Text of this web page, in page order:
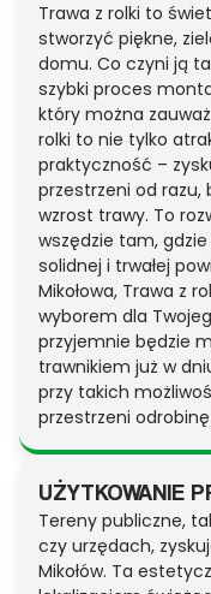
Trawa z rolki to
stworzyć piękne,
domu. Co czyni ją
szybki proces
który można
rolki to nie tylko
praktyczność –
przestrzeni od razu,
wzrost trawy. To
wszędzie tam,
solidnej i trwałej
Mikołowa, Trawa z
wyborem dla
przyjemnie będzie
trawnikiem już w
przy takich
przestrzeni
UŻYTKOWANIE
Tereny publiczne,
czy urzędach,
Mikołów. Ta